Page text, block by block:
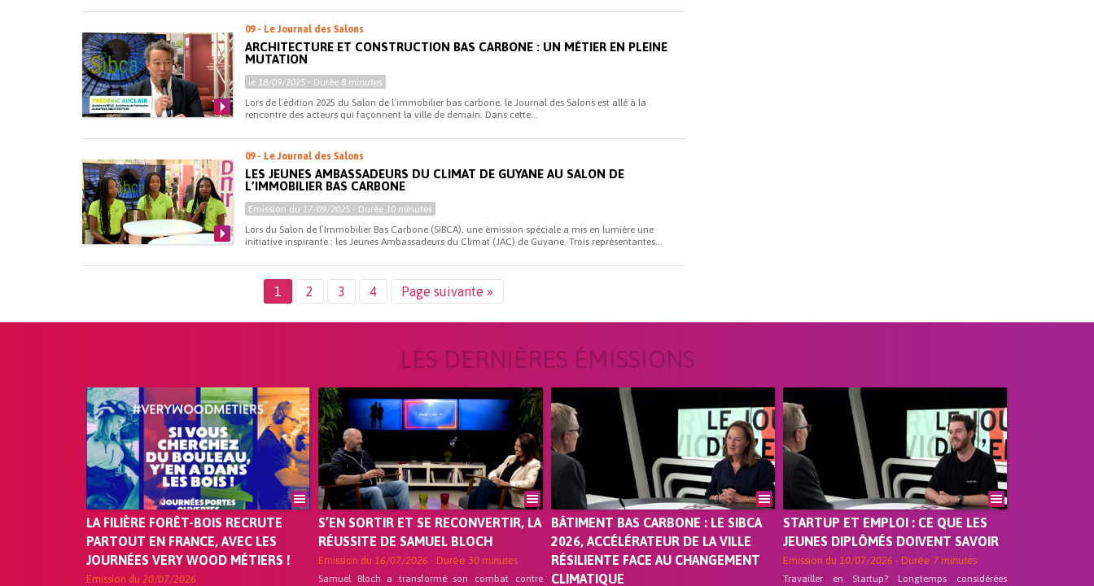
09 - Le Journal des Salons
ARCHITECTURE ET CONSTRUCTION BAS CARBONE : UN MÉTIER EN PLEINE
MUTATION
le18/09/2025 - Durée 8 minutes
Lors de l’édition 2025 du Salon de l’immobilier bas carbone, le Journal des Salons est allé à la
rencontre des acteurs qui façonnent la ville de demain. Dans cette...
09 - Le Journal des Salons
LES JEUNES AMBASSADEURS DU CLIMAT DE GUYANE AU SALON DE
L’IMMOBILIER BAS CARBONE
Emission du17/09/2025 - Durée10 minutes
Lors du Salon de l’Immobilier Bas Carbone (SIBCA), une émission spéciale a mis en lumière une
initiative inspirante : les Jeunes Ambassadeurs du Climat (JAC) de Guyane. Trois représentantes...
1 2 3 4 Page suivante »
LES DERNIÈRES ÉMISSIONS
LA FILIÈRE FORÊT-BOIS RECRUTE
PARTOUT EN FRANCE, AVEC LES
JOURNÉES VERY WOOD MÉTIERS !
Emission du 20/07/2026
S’EN SORTIR ET SE RECONVERTIR, LA
RÉUSSITE DE SAMUEL BLOCH
Emission du16/07/2026 - Durée30 minutes
Samuel Bloch a transformé son combat contre
BÂTIMENT BAS CARBONE : LE SIBCA
2026, ACCÉLÉRATEUR DE LA VILLE
RÉSILIENTE FACE AU CHANGEMENT
CLIMATIQUE
STARTUP ET EMPLOI : CE QUE LES
JEUNES DIPLÔMÉS DOIVENT SAVOIR
Emission du 10/07/2026 - Durée 7 minutes
Travailler en Startup? Longtemps considérées